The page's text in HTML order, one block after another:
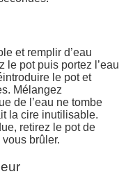
et remplir d’eau
le pot puis portez l’eau
le pot et
Mélangez
de l’eau ne tombe
la cire inutilisable.
retirez le pot de
vous brûler.